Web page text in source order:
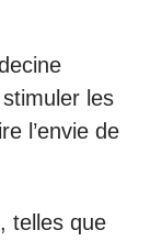
les
l’envie de
telles que